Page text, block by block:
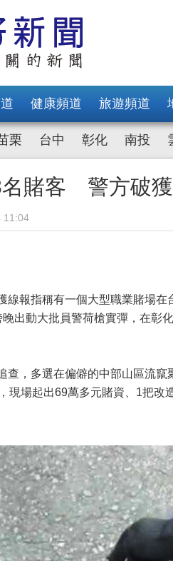
健康頻道 旅遊頻道
栗 台中 彰化 南投
名賭客 警方破
11:04
線報指稱有一個大型職業賭場
出動大批員警荷槍實彈，在彰
查，多選在偏僻的中部山區流
現場起出69萬多元賭資、1把改